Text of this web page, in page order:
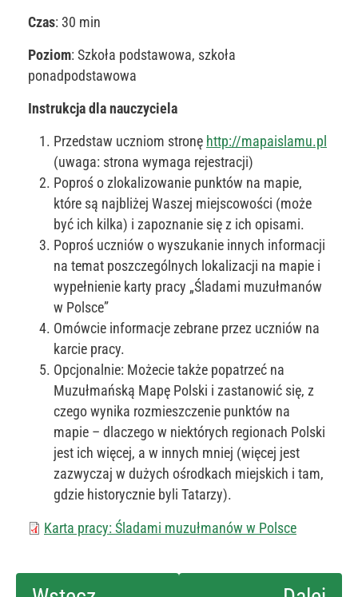
Czas: 30 min
Poziom: Szkoła podstawowa, szkoła
ponadpodstawowa
Instrukcja dla nauczyciela
Przedstaw uczniom stronę http://mapaislamu.pl
(uwaga: strona wymaga rejestracji)
Poproś o zlokalizowanie punktów na mapie,
które są najbliżej Waszej miejscowości (może
być ich kilka) i zapoznanie się z ich opisami.
Poproś uczniów o wyszukanie innych informacji
na temat poszczególnych lokalizacji na mapie i
wypełnienie karty pracy „Śladami muzułmanów
w Polsce”
Omówcie informacje zebrane przez uczniów na
karcie pracy.
Opcjonalnie: Możecie także popatrzeć na
Muzułmańską Mapę Polski i zastanowić się, z
czego wynika rozmieszczenie punktów na
mapie – dlaczego w niektórych regionach Polski
jest ich więcej, a w innych mniej (więcej jest
zazwyczaj w dużych ośrodkach miejskich i tam,
gdzie historycznie byli Tatarzy).
Karta pracy: Śladami muzułmanów w Polsce